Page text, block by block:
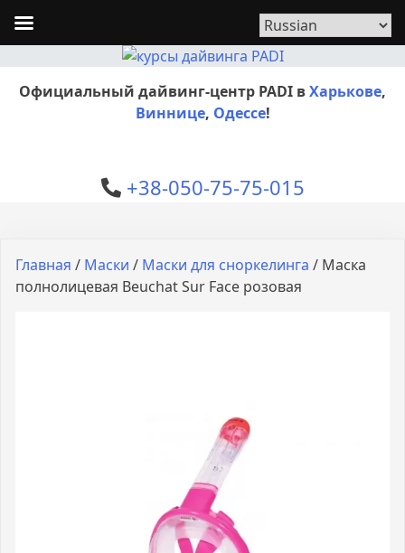
Официальный дайвинг-центр PADI вХарькове,
Виннице, Одессе!
+38-050-75-75-015
Главная / Маски / Маски для сноркелинга / Маска
полнолицевая Beuchat Sur Face розовая